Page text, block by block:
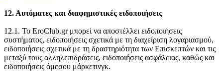
12. Αυτόματες και διαφημιστικές ειδοποιήσεις
12.1. Το EroClub.gr μπορεί να αποστέλλει ειδοποιήσεις
συστήματος, ειδοποιήσεις σχετικά με τη διαχείριση λογαριασμού,
ειδοποιήσεις σχετικά με τη δραστηριότητα των Επισκεπτών και τις
μεταξύ τους αλληλεπιδράσεις, ειδοποιήσεις ασφάλειας, καθώς και
ειδοποιήσεις άμεσου μάρκετινγκ.